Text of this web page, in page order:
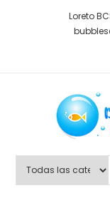
Loreto
Shop